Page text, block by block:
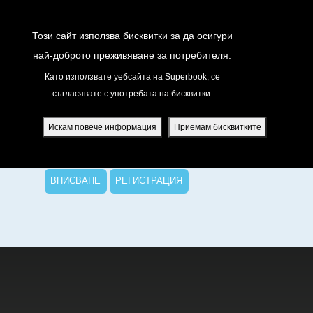
Този сайт използва бисквитки за да осигури
най-доброто преживяване за потребителя.
Като използвате уебсайта на Superbook, се
съгласявате с употребата на бисквитки.
Искам повече информация Приемам бисквитките
Да гледаш епизода
ВПИСВАНЕ РЕГИСТРАЦИЯ